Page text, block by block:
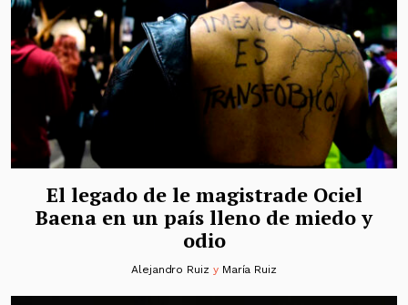
El legado de le magistrade Ociel
Baena en un país lleno de miedo y
odio
Alejandro Ruiz y María Ruiz